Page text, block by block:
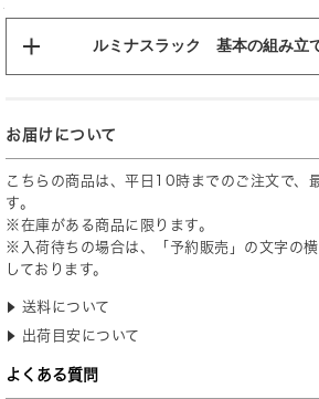
ルミナスラック 基本の組み立